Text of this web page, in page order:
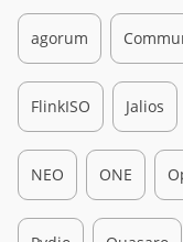
agorum
FlinkISO Jalios
NEO ONE